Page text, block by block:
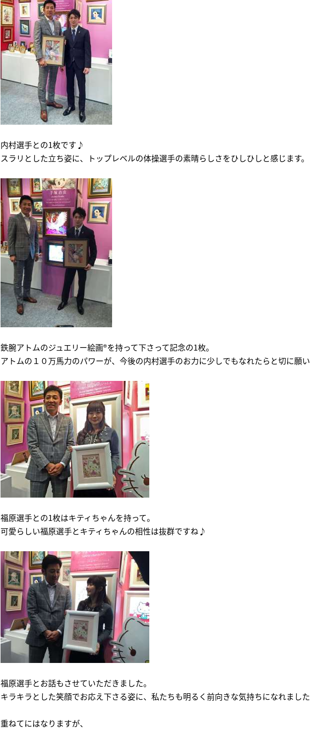
内村選手との1枚です♪
スラリとした立ち姿に、トップレベルの体操選手の素晴らしさをひしひしと感じます。
鉄腕アトムのジュエリー絵画®を持って下さって記念の1枚。
アトムの１０万馬力のパワーが、今後の内村選手のお力に少しでもなれたらと切に願
福原選手との1枚はキティちゃんを持って。
可愛らしい福原選手とキティちゃんの相性は抜群ですね♪
福原選手とお話もさせていただきました。
キラキラとした笑顔でお応え下さる姿に、私たちも明るく前向きな気持ちになれまし
重ねてにはなりますが、